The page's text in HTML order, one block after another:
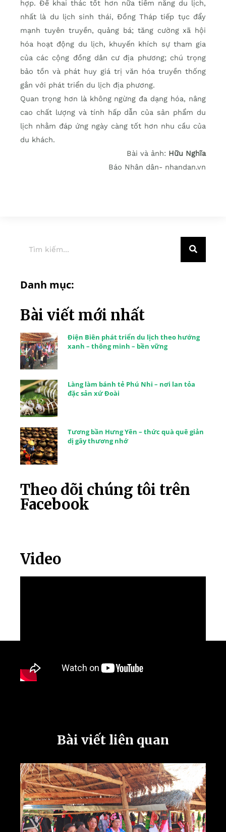
hợp. Để khai thác tốt hơn nữa tiềm năng du lịch,
nhất là du lịch sinh thái, Đồng Tháp tiếp tục đẩy
mạnh tuyên truyền, quảng bá; tăng cường xã hội
hóa hoạt động du lịch, khuyến khích sự tham gia
của các cộng đồng dân cư địa phương; chú trọng
bảo tồn và phát huy giá trị văn hóa truyền thống
gắn với phát triển du lịch địa phương.
Quan trọng hơn là không ngừng đa dạng hóa, nâng
cao chất lượng và tính hấp dẫn của sản phẩm du
lịch nhằm đáp ứng ngày càng tốt hơn nhu cầu của
du khách.
Bài và ảnh: Hữu Nghĩa
Báo Nhân dân- nhandan.vn
Danh mục:
Bài viết mới nhất
Điện Biên phát triển du lịch theo hướng
xanh – thông minh – bền vững
Làng làm bánh tẻ Phú Nhi – nơi lan tỏa
đặc sản xứ Đoài
Tương bần Hưng Yên – thức quà quê giản
dị gây thương nhớ
Theo dõi chúng tôi trên
Facebook
Video
Bài viết liên quan